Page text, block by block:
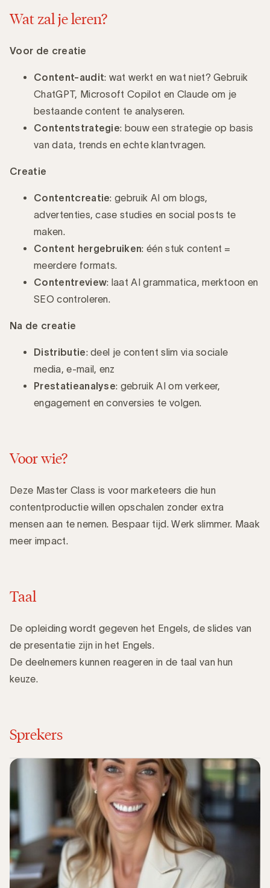
Wat zal je leren?
Voor de creatie
Content-audit: wat werkt en wat niet? Gebruik
ChatGPT, Microsoft Copilot en Claude om je
bestaande content te analyseren.
Contentstrategie: bouw een strategie op basis
van data, trends en echte klantvragen.
Creatie
Contentcreatie: gebruik AI om blogs,
advertenties, case studies en social posts te
maken.
Content hergebruiken: één stuk content =
meerdere formats.
Contentreview: laat AI grammatica, merktoon en
SEO controleren.
Na de creatie
Distributie: deel je content slim via sociale
media, e-mail, enz
Prestatieanalyse: gebruik AI om verkeer,
engagement en conversies te volgen.
Voor wie?
Deze Master Class is voor marketeers die hun
contentproductie willen opschalen zonder extra
mensen aan te nemen. Bespaar tijd. Werk slimmer. Maak
meer impact.
Taal
De opleiding wordt gegeven het Engels, de slides van
de presentatie zijn in het Engels.
De deelnemers kunnen reageren in de taal van hun
keuze.
Sprekers